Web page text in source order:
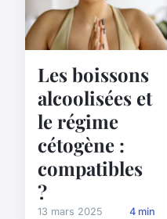
Les boissons
alcoolisées et
le régime
cétogène :
compatibles
?
13 mars 2025 4 min